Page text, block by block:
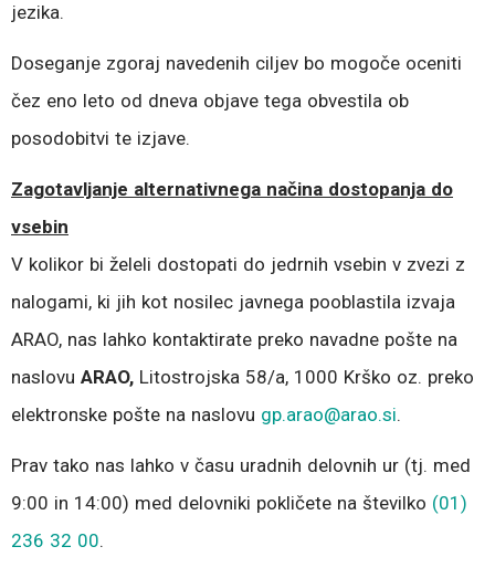
jezika.
Doseganje zgoraj navedenih ciljev bo mogoče oceniti
čez eno leto od dneva objave tega obvestila ob
posodobitvi te izjave.
Zagotavljanje alternativnega načina dostopanja do
vsebin
V kolikor bi želeli dostopati do jedrnih vsebin v zvezi z
nalogami, ki jih kot nosilec javnega pooblastila izvaja
ARAO, nas lahko kontaktirate preko navadne pošte na
naslovu ARAO, Litostrojska 58/a, 1000 Krško oz. preko
elektronske pošte na naslovu gp.arao@arao.si.
Prav tako nas lahko v času uradnih delovnih ur (tj. med
9:00 in 14:00) med delovniki pokličete na številko (01)
236 32 00.